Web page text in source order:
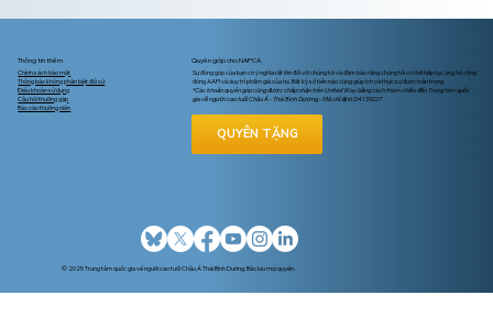
Thông tin thêm
Chính sách bảo mật
Thông báo không phân biệt đối xử
Điều khoản sử dụng
Câu hỏi thường gặp
Báo cáo thường niên
Quyên góp cho NAPCA
Sự đóng góp của bạn có ý nghĩa rất lớn đối với chúng tôi và đảm bảo rằng chúng tôi có thể tiếp tục ủng hộ cộng
đồng AAPI và duy trì phẩm giá của họ. Bất kỳ số tiền nào cũng giúp ích và thực sự được trân trọng.
*Các khoản quyên góp cũng được chấp nhận trên United Way bằng cách tham chiếu đến Trung tâm quốc
gia về người cao tuổi Châu Á - Thái Bình Dương - Mã chỉ định D4139227
QUYÊN TẶNG
© 2025 Trung tâm quốc gia về người cao tuổi Châu Á Thái Bình Dương. Bảo lưu mọi quyền.